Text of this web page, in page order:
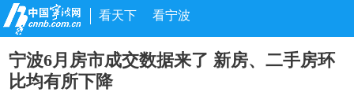
看天下 看宁波
宁波6月房市成交数据来了 新房、二手房环
比均有所下降